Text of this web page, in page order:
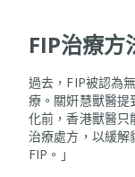
FIP治療方
過去，FIP被認為
療。關姸慧獸醫提
化前，香港獸醫只
治療處方，以緩解
FIP。」